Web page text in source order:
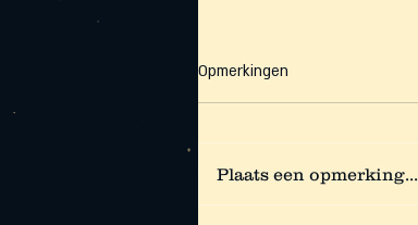
Noordoost Spanje
Opmerkingen
Plaats een opmerking...